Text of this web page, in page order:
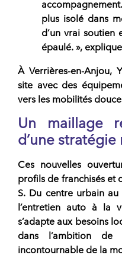
plus isolé dans
d’un vrai soutien
épaulé. »,
À Verrières-en-Anjou,
site avec des
vers les mobilités
Un maillage
d’une
Ces nouvelles
profils de franchiséset
S. Du centre urbain
l’entretien auto à la
s’adapte aux besoins
dans l’ambition
incontournable de la